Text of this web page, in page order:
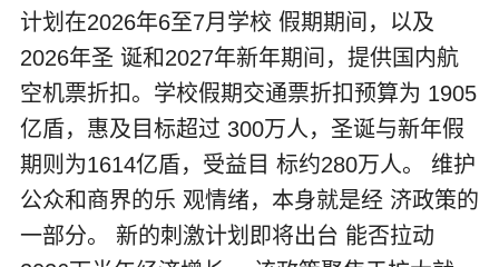
计划在2026年6至7月学校 假期期间，以及
2026年圣 诞和2027年新年期间，提供国内航
空机票折扣。学校假期交通票折扣预算为 1905
亿盾，惠及目标超过 300万人，圣诞与新年假
期则为1614亿盾，受益目 标约280万人。 维护
公众和商界的乐 观情绪，本身就是经 济政策的
一部分。 新的刺激计划即将出台 能否拉动